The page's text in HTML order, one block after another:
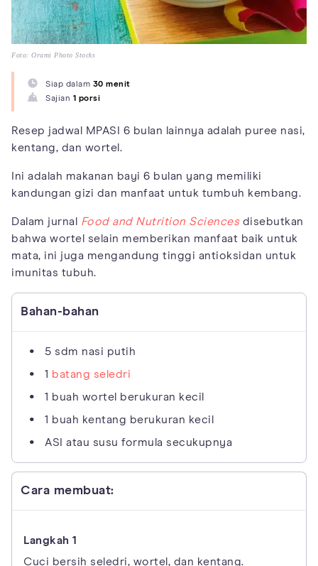
Foto: Orami Photo Stocks
Siap dalam 30 menit
Sajian 1 porsi
Resep jadwal MPASI 6 bulan lainnya adalah puree nasi,
kentang, dan wortel.
Ini adalah makanan bayi 6 bulan yang memiliki
kandungan gizi dan manfaat untuk tumbuh kembang.
Dalam jurnal Food and Nutrition Sciencesdisebutkan
bahwa wortel selain memberikan manfaat baik untuk
mata, ini juga mengandung tinggi antioksidan untuk
imunitas tubuh.
Bahan-bahan
5 sdm nasi putih
1 batang seledri
1 buah wortel berukuran kecil
1 buah kentang berukuran kecil
ASI atau susu formula secukupnya
Cara membuat:
Cuci bersih seledri, wortel, dan kentang.